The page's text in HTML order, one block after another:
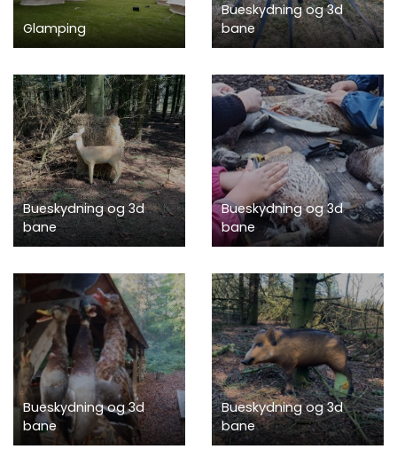
Glamping
Bueskydning og 3d
bane
Bueskydning og 3d
bane
Bueskydning og 3d
bane
Bueskydning og 3d
bane
Bueskydning og 3d
bane